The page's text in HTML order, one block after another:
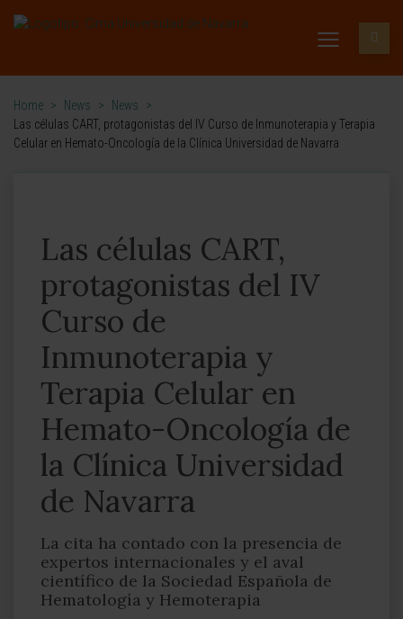
Home > News > News
>
Las células CART, protagonistas del IV Curso de Inmunoterapia y Terapia
Celular en Hemato-Oncología de la Clínica Universidad de Navarra
Las células CART,
protagonistas del IV
Curso de
Inmunoterapia y
Terapia Celular en
Hemato-Oncología de
la Clínica Universidad
de Navarra
La cita ha contado con la presencia de
expertos internacionales y el aval
científico de la Sociedad Española de
Hematología y Hemoterapia